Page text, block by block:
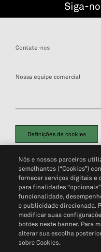
Siga-
Contate-nos
Nossa equipe comercial
Definições de cookies
Política de PrivacidadePortal de
Não Venda Minhas
Nós e nossos parceiros
semelhantes (“Cookies”)
fornecer serviços digitais e
para finalidades
funcionalidade,
e publicidade direcionada.
modificar suas
botões neste banner. Para
alterar sua escolha
sobre Cookies.